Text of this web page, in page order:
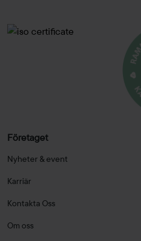
Företaget
Nyheter & event
Karriär
Kontakta Oss
Om oss